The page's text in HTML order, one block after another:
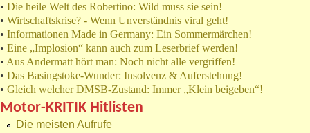
• Die heile Welt des Robertino: Wild muss sie sein!
• Wirtschaftskrise? - Wenn Unverständnis viral geht!
• Informationen Made in Germany: Ein Sommermärchen!
• Eine „Implosion“ kann auch zum Leserbrief werden!
• Aus Andermatt hört man: Noch nicht alle vergriffen!
• Das Basingstoke-Wunder: Insolvenz & Auferstehung!
• Gleich welcher DMSB-Zustand: Immer „Klein beigeben“!
Motor-KRITIK Hitlisten
Die meisten Aufrufe